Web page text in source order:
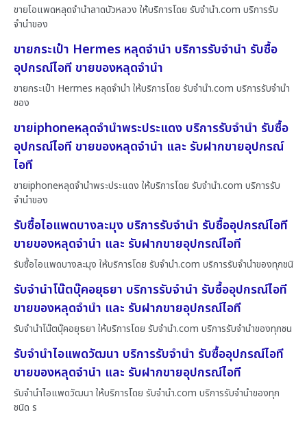
ขายไอแพดหลุดจำนำลาดบัวหลวง ให้บริการโดย รับจํานํา.com บริการรับ
จำนำของ
ขายกระเป๋า Hermes หลุดจำนำ บริการรับจำนำ รับซื้อ
อุปกรณ์ไอที ขายของหลุดจำนำ
ขายกระเป๋า Hermes หลุดจำนำ ให้บริการโดย รับจํานํา.com บริการรับจำนำ
ของ
ขายiphoneหลุดจำนำพระประแดง บริการรับจำนำ รับซื้อ
อุปกรณ์ไอที ขายของหลุดจำนำ และ รับฝากขายอุปกรณ์
ไอที
ขายiphoneหลุดจำนำพระประแดง ให้บริการโดย รับจํานํา.com บริการรับ
จำนำของ
รับซื้อไอแพดบางละมุง บริการรับจำนำ รับซื้ออุปกรณ์ไอที
ขายของหลุดจำนำ และ รับฝากขายอุปกรณ์ไอที
รับซื้อไอแพดบางละมุง ให้บริการโดย รับจํานํา.com บริการรับจำนำของทุกชนิ
รับจำนำโน๊ตบุ๊คอยุธยา บริการรับจำนำ รับซื้ออุปกรณ์ไอที
ขายของหลุดจำนำ และ รับฝากขายอุปกรณ์ไอที
รับจำนำโน๊ตบุ๊คอยุธยา ให้บริการโดย รับจํานํา.com บริการรับจำนำของทุกชน
รับจำนำไอแพดวัฒนา บริการรับจำนำ รับซื้ออุปกรณ์ไอที
ขายของหลุดจำนำ และ รับฝากขายอุปกรณ์ไอที
รับจำนำไอแพดวัฒนา ให้บริการโดย รับจํานํา.com บริการรับจำนำของทุก
ชนิด ร